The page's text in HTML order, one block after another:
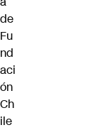
de
Fu
nd
aci
ón
Ch
ile